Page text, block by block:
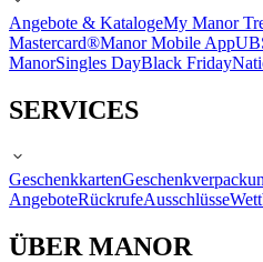
Angebote & KatalogeMy Manor
Mastercard®Manor Mobile App
ManorSingles DayBlack Friday
SERVICES
Geschenkkarten
AngeboteRückrufeAusschlüsse
ÜBER MANOR